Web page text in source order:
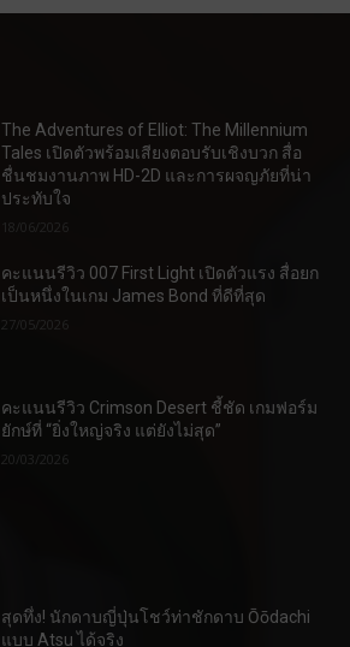
The Adventures of Elliot: The Millennium
Tales เปิดตัวพร้อมเสียงตอบรับเชิงบวก สื่อ
ชื่นชมงานภาพ HD-2D และการผจญภัยที่น่า
ประทับใจ
18/06/2026
คะแนนรีวิว 007 First Light เปิดตัวแรง สื่อยก
เป็นหนึ่งในเกม James Bond ที่ดีที่สุด
27/05/2026
คะแนนรีวิว Crimson Desert ชี้ชัด เกมฟอร์ม
ยักษ์ที่ “ยิ่งใหญ่จริง แต่ยังไม่สุด”
20/03/2026
สุดทึ่ง! นักดาบญี่ปุ่นโชว์ท่าชักดาบ Ōōdachi
แบบ Atsu ได้จริง